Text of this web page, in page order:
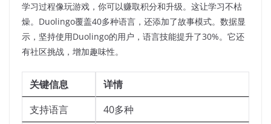
学习过程像玩游戏，你可以赚取积分和升级。这让学习不枯
燥。Duolingo覆盖40多种语言，还添加了故事模式。数据显
示，坚持使用Duolingo的用户，语言技能提升了30%。它还
有社区挑战，增加趣味性。
关键信息
详情
支持语言
40多种